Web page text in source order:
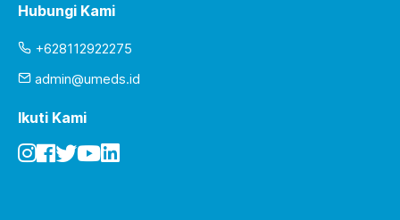
Hubungi Kami
+628112922275
admin@umeds.id
Ikuti Kami